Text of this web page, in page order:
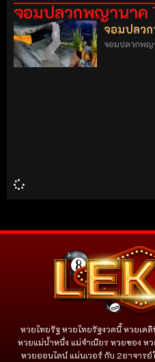
จอมปลวกพญานาค
จอมปลว
จอมปลวกพญ
หวยไทยรัฐ หวยไทยรัฐงวดนี้ หวยเด
หวยแม่น้ำหนึ่ง แม่จําเนียร หวยซอง
หวยออนไลน์ แม่นเวอร์ กับ 2อาจาร